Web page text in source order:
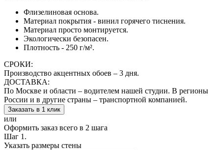
Флизелиновая основа.
Материал покрытия - винил горячего тиснения.
Материал просто монтируется.
Экологически безопасен.
Плотность - 250 г/м².
СРОКИ:
Производство акцентных обоев – 3 дня.
ДОСТАВКА:
По Москве и области – водителем нашей студии. В регионы
России и в другие страны – транспортной компанией.
Заказать в 1 клик
или
Оформить заказ всего в 2 шага
Шаг 1.
Указать размеры стены